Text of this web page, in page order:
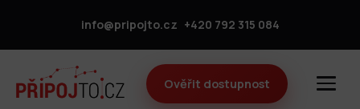
info@pripojto.cz +420 792 315 084
Ověřit dostupnost